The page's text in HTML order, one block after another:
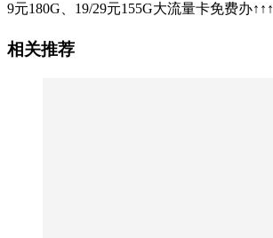
9元180G、19/29元155G大流量卡免费办↑↑↑
相关推荐